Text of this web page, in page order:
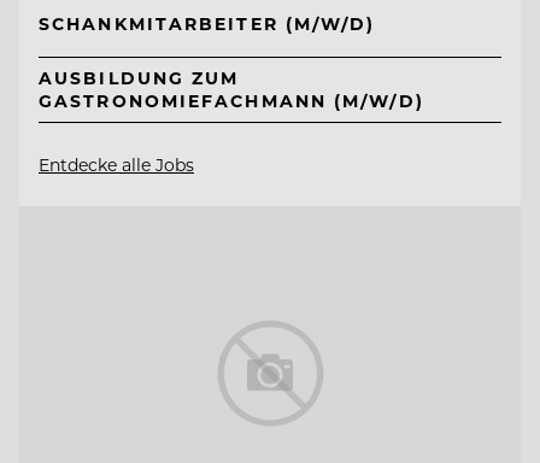
SCHANKMITARBEITER (M/W/D)
AUSBILDUNG ZUM
GASTRONOMIEFACHMANN (M/W/D)
Entdecke alle Jobs